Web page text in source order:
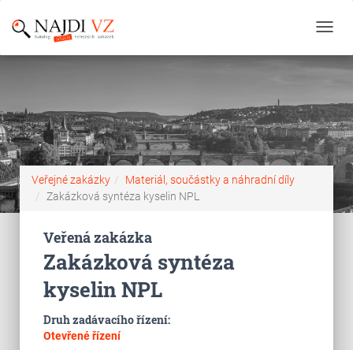
Veřejné zakázky
Materiál, součástky a náhradní díly
Zakázková syntéza kyselin NPL
Veřená zakázka
Zakázková syntéza
kyselin NPL
Druh zadávacího řízení:
Otevřené řízení